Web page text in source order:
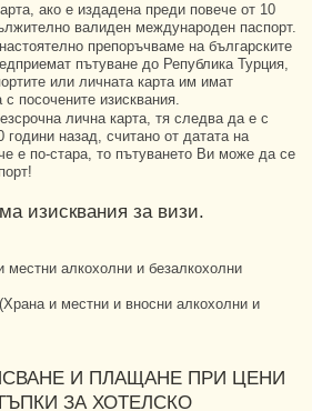
ако е издадена преди повече от 10
валиден международен паспорт.
препоръчваме на българските
пътуване до Република Турция,
или личната карта им имат
посочените изисквания.
лична карта, тя следва да е с
назад, считано от датата на
е по-стара, то пътуването Ви може да се
изисквания за визи.
алкохолни и безалкохолни
и местни и вносни алкохолни и
И ПЛАЩАНЕ ПРИ ЦЕНИ
ЗА ХОТЕЛСКО